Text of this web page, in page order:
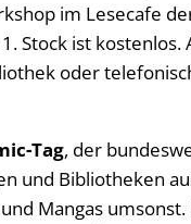
im Lesecafe
Stock ist
oder
Tag, der
und Bibliotheken
Mangas umsonst.